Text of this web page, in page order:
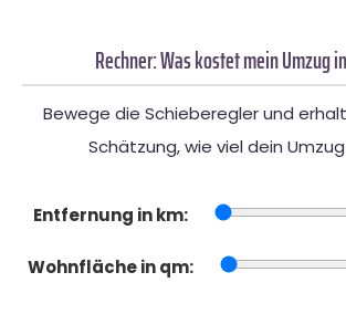
Rechner: Was kostet mein Umzug
Bewege die Schieberegler und
Schätzung, wie viel dein
Entfernung in km:
Wohnfläche in qm: